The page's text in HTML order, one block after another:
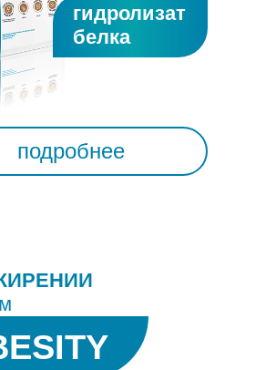
гидролизат
белка
подробнее